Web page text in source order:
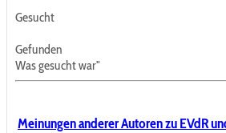
Gesucht
Gefunden
Was gesucht war"
Meinungen anderer Autoren zu EVdR